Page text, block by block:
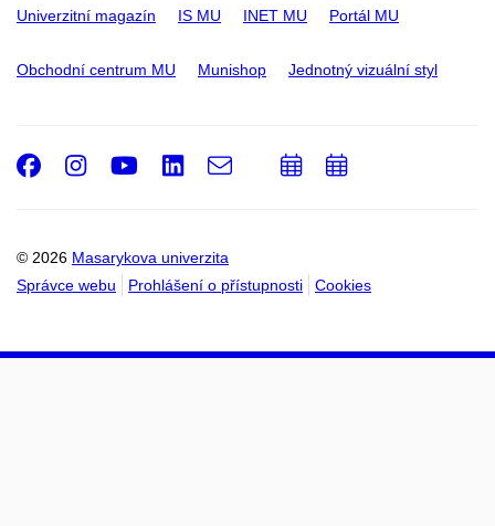
Univerzitní magazín IS MU INET MU Portál MU
Obchodní centrum MU Munishop Jednotný vizuální styl
© 2026 Masarykova univerzita
Správce webu
Prohlášení o přístupnosti Cookies
Facebook
Instagram
Youtube
LinkedIn
e-
Email
PřidatPřidat